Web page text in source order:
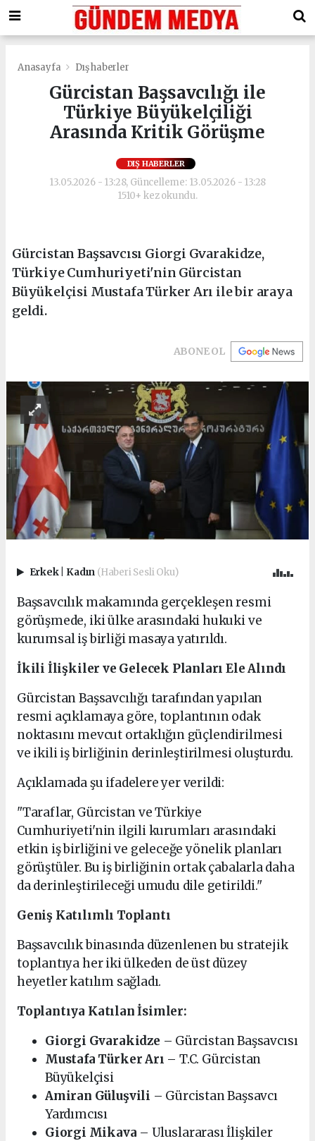
Anasayfa Dış haberler
Gürcistan Başsavcılığı ile
Türkiye Büyükelçiliği
Arasında Kritik Görüşme
DIŞ HABERLER
13.05.2026 - 13:28, Güncelleme: 13.05.2026 - 13:28
1510+ kez okundu.
Gürcistan Başsavcısı Giorgi Gvarakidze,
Türkiye Cumhuriyeti'nin Gürcistan
Büyükelçisi Mustafa Türker Arı ile bir araya
geldi.
ABONE OL
Erkek Kadın (Haberi Sesli Oku)
Başsavcılık makamında gerçekleşen resmi
görüşmede, iki ülke arasındaki hukuki ve
kurumsal iş birliği masaya yatırıldı.
İkili İlişkiler ve Gelecek Planları Ele Alındı
Gürcistan Başsavcılığı tarafından yapılan
resmi açıklamaya göre, toplantının odak
noktasını mevcut ortaklığın güçlendirilmesi
ve ikili iş birliğinin derinleştirilmesi oluşturdu.
Açıklamada şu ifadelere yer verildi:
"Taraflar, Gürcistan ve Türkiye
Cumhuriyeti'nin ilgili kurumları arasındaki
etkin iş birliğini ve geleceğe yönelik planları
görüştüler. Bu iş birliğinin ortak çabalarla daha
da derinleştirileceği umudu dile getirildi."
Geniş Katılımlı Toplantı
Başsavcılık binasında düzenlenen bu stratejik
toplantıya her iki ülkeden de üst düzey
heyetler katılım sağladı.
Toplantıya Katılan İsimler:
Giorgi Gvarakidze – Gürcistan Başsavcısı
Mustafa Türker Arı – T.C. Gürcistan
Büyükelçisi
Amiran Güluşvili – Gürcistan Başsavcı
Yardımcısı
Giorgi Mikava – Uluslararası İlişkiler